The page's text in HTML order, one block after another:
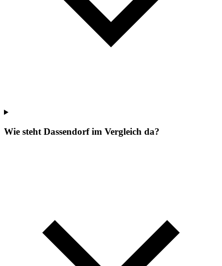
Wie steht Dassendorf im Vergleich da?